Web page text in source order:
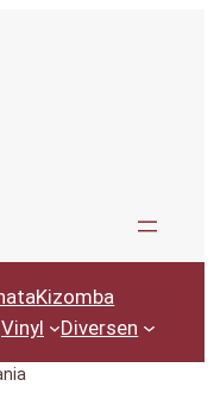
Kizomba
Vinyl Diversen